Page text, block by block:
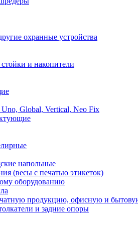
охранные устройства
и накопители
Global, Vertical, Neo Fix
напольные
(весы с печатью этикеток)
оборудованию
продукцию, офисную и
и задние опоры